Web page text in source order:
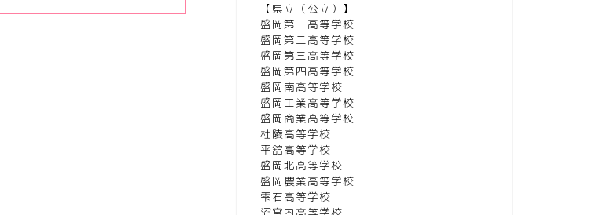
【県立（公立）】
盛岡第一高等学校
盛岡第二高等学校
盛岡第三高等学校
盛岡第四高等学校
盛岡南高等学校
盛岡工業高等学校
盛岡商業高等学校
杜陵高等学校
平舘高等学校
盛岡北高等学校
盛岡農業高等学校
雫石高等学校